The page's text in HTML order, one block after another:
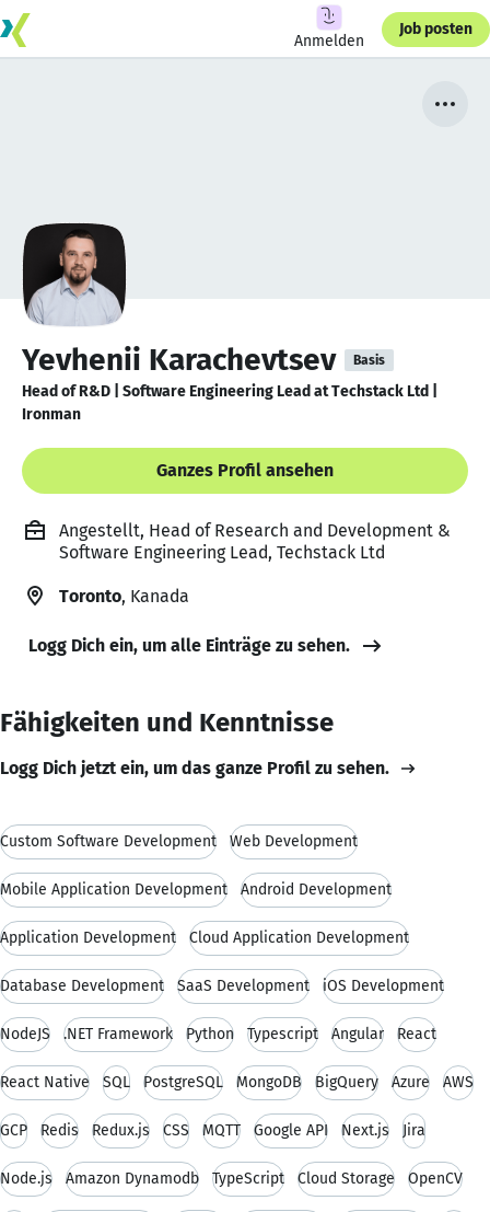
Anmelden
Job posten
Yevhenii Karachevtsev Basis
Head of R&D | Software Engineering Lead at Techstack Ltd |
Ironman
Ganzes Profil ansehen
Angestellt, Head of Research and Development &
Software Engineering Lead, Techstack Ltd
Toronto, Kanada
Logg Dich ein, um alle Einträge zu sehen.
Fähigkeiten und Kenntnisse
Logg Dich jetzt ein, um das ganze Profil zu sehen.
Custom Software Development Web Development
Mobile Application Development Android Development
Application Development Cloud Application Development
Database Development SaaS Development iOS Development
NodeJS .NET Framework Python Typescript Angular React
React Native SQL PostgreSQL MongoDB BigQuery Azure AWS
GCP Redis Redux.js CSS MQTT Google API Next.js Jira
Node.js Amazon Dynamodb TypeScript Cloud Storage OpenCV